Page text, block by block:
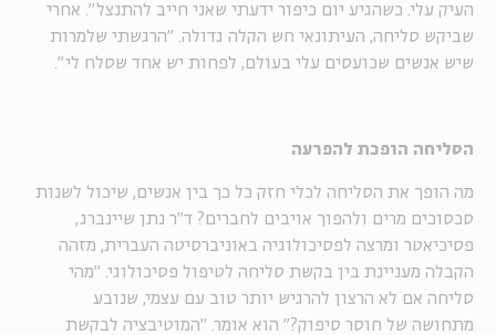
העיק עלי. כשהגיע יום כיפור ידעתי שאני חייב להתנצל". אחרי
שביקש סליחה, העיתונאי חש הקלה גדולה. "הרגשתי שלמרות
שיש אנשים שכועסים עלי בעולם, לפחות יש אחד שסלח לי".
הסליחה הופכת להפרעה
מה הופך את הסליחה לכלי חזק כל כך בין אנשים, שיכול לשנות
סכסוכים מרים ולהפוך אויבים לחברים? ד"ר נתן שיינברג,
פסיכיאטר ומרצה לפסיכולוגיה באוניברסיטה העברית, מזהה
הקבלה מעניינת בין בקשת סליחה לטיפול פסיכולוגי. "מהי
סליחה אם לא הרצון להרגיש יותר טוב עם עצמי, שנובע
מתחושה של חוסר סיפוק?" הוא אומר. "המוטיבציה לבקשת